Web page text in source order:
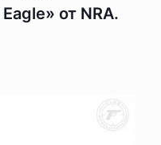
от NRA.